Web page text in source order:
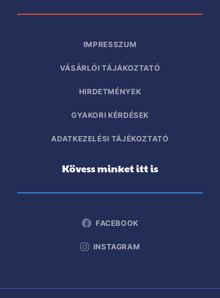
IMPRESSZUM
VÁSÁRLÓI TÁJÁKOZTATÓ
HIRDETMÉNYEK
GYAKORI KÉRDÉSEK
ADATKEZELÉSI TÁJÉKOZTATÓ
Kövess minket itt is
FACEBOOK
INSTAGRAM